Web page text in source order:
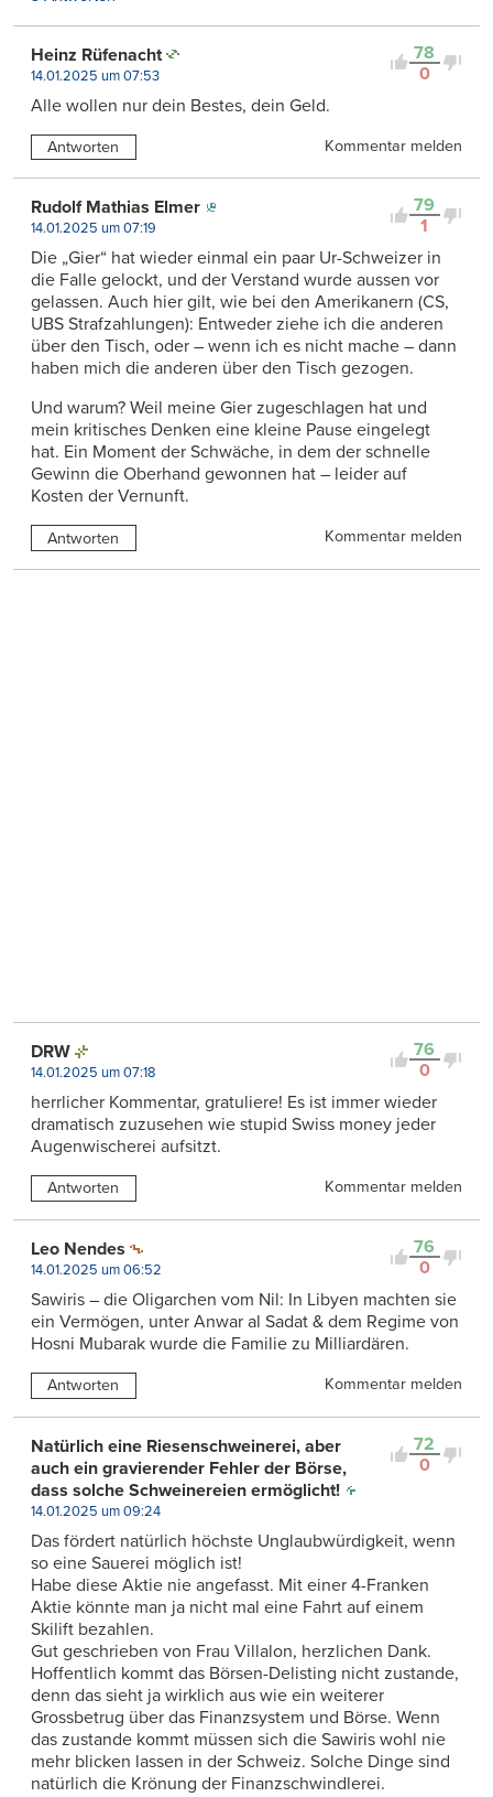
78
0
Heinz Rüfenacht
14.01.2025 um 07:53
Alle wollen nur dein Bestes, dein Geld.
Antworten Kommentar melden
79
1
Rudolf Mathias Elmer
14.01.2025 um 07:19
Die „Gier“ hat wieder einmal ein paar Ur-Schweizer in
die Falle gelockt, und der Verstand wurde aussen vor
gelassen. Auch hier gilt, wie bei den Amerikanern (CS,
UBS Strafzahlungen): Entweder ziehe ich die anderen
über den Tisch, oder – wenn ich es nicht mache – dann
haben mich die anderen über den Tisch gezogen.
Und warum? Weil meine Gier zugeschlagen hat und
mein kritisches Denken eine kleine Pause eingelegt
hat. Ein Moment der Schwäche, in dem der schnelle
Gewinn die Oberhand gewonnen hat – leider auf
Kosten der Vernunft.
Antworten Kommentar melden
76
0
DRW
14.01.2025 um 07:18
herrlicher Kommentar, gratuliere! Es ist immer wieder
dramatisch zuzusehen wie stupid Swiss money jeder
Augenwischerei aufsitzt.
Antworten Kommentar melden
76
0
Leo Nendes
14.01.2025 um 06:52
Sawiris – die Oligarchen vom Nil: In Libyen machten sie
ein Vermögen, unter Anwar al Sadat & dem Regime von
Hosni Mubarak wurde die Familie zu Milliardären.
Antworten Kommentar melden
72
0
Natürlich eine Riesenschweinerei, aber
auch ein gravierender Fehler der Börse,
dass solche Schweinereien ermöglicht!
14.01.2025 um 09:24
Das fördert natürlich höchste Unglaubwürdigkeit, wenn
so eine Sauerei möglich ist!
Habe diese Aktie nie angefasst. Mit einer 4-Franken
Aktie könnte man ja nicht mal eine Fahrt auf einem
Skilift bezahlen.
Gut geschrieben von Frau Villalon, herzlichen Dank.
Hoffentlich kommt das Börsen-Delisting nicht zustande,
denn das sieht ja wirklich aus wie ein weiterer
Grossbetrug über das Finanzsystem und Börse. Wenn
das zustande kommt müssen sich die Sawiris wohl nie
mehr blicken lassen in der Schweiz. Solche Dinge sind
natürlich die Krönung der Finanzschwindlerei.